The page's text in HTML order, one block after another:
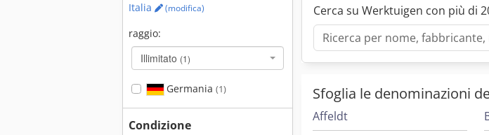
Italia
(modifica)
raggio:
Illimitato (1)
Germania (1)
Condizione
Cerca su Werktuigen con più di
Sfoglia le denominazioni
Affeldt